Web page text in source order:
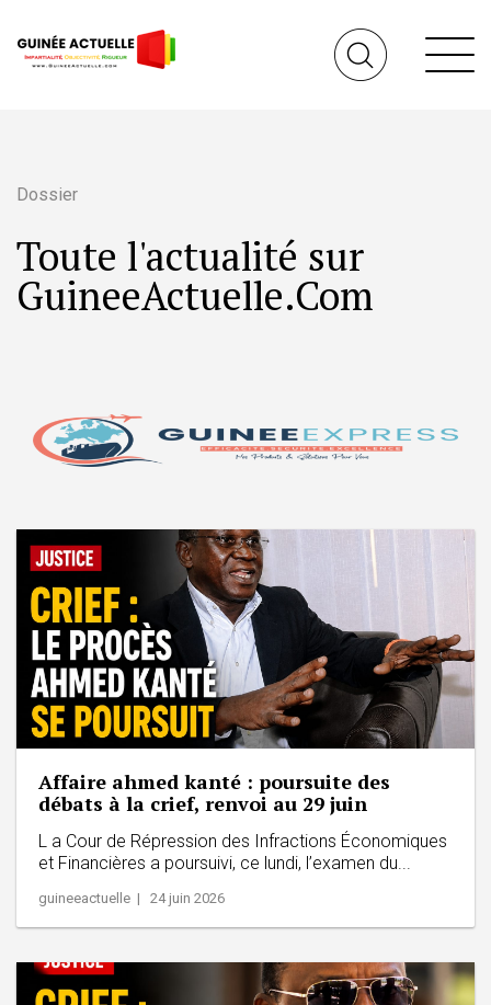
Dossier
Toute l'actualité sur
GuineeActuelle.Com
Affaire ahmed kanté : poursuite des
débats à la crief, renvoi au 29 juin
L a Cour de Répression des Infractions Économiques
et Financières a poursuivi, ce lundi, l’examen du...
guineeactuelle | 24 juin 2026